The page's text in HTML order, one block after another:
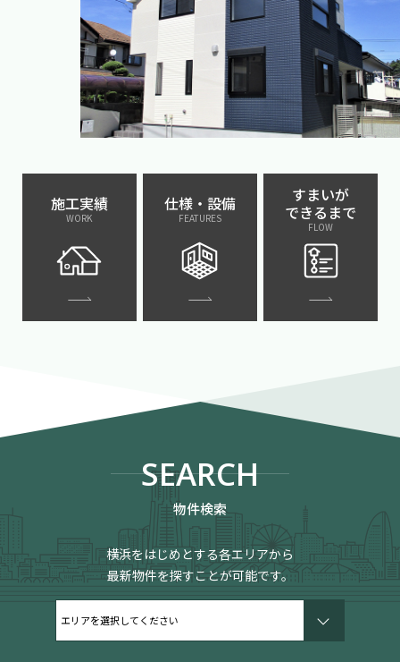
施工実績
WORK
仕様・設備
FEATURES
すまいが
できるまで
FLOW
SEARCH
物件検索
横浜をはじめとする各エリアから
最新物件を探すことが可能です。